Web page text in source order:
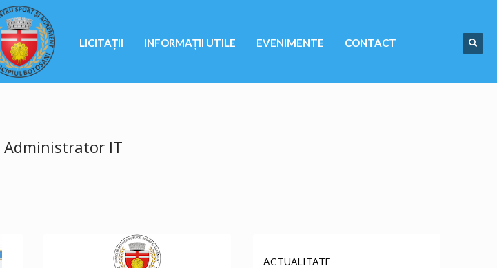
LICITAȚII INFORMAȚII UTILE EVENIMENTE CONTACT
Administrator IT
ACTUALITATE